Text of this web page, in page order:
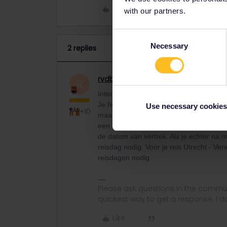
with our partners.
Necessary
Use necessary
Like
2 replies
+10
rvdborgt
Interrail telt niet in reizen maar in
Je hebt dan ook geen pas met 4 reizen
maand. Een reisdag loopt van 0:00 t/m
een trein neemt die pas de volgende
de datum van vertrek. Als je echter na
reisdag nodig. Voor je reis Utrecht -
reisdagen nodig.
Please ask questions in the
quickest way to get a response. I
Like